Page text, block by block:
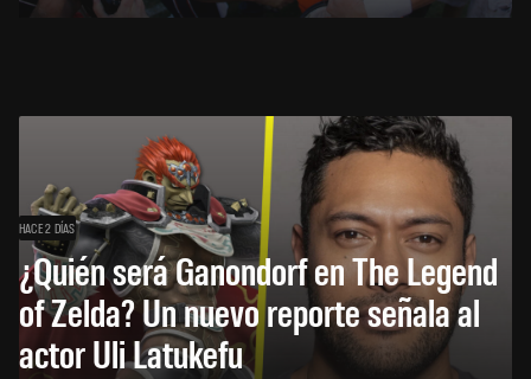
HACE 2 DÍAS
¿Quién será Ganondorf en The Legend
of Zelda? Un nuevo reporte señala al
actor Uli Latukefu